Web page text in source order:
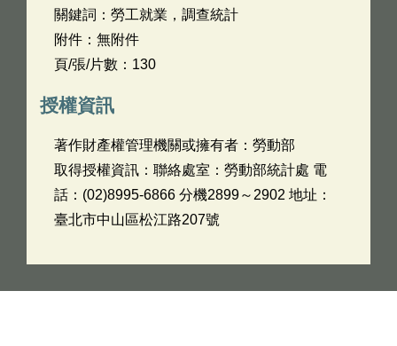
關鍵詞：勞工就業，調查統計
附件：無附件
頁/張/片數：130
授權資訊
著作財產權管理機關或擁有者：勞動部
取得授權資訊：聯絡處室：勞動部統計處 電
話：(02)8995-6866 分機2899～2902 地址：
臺北市中山區松江路207號